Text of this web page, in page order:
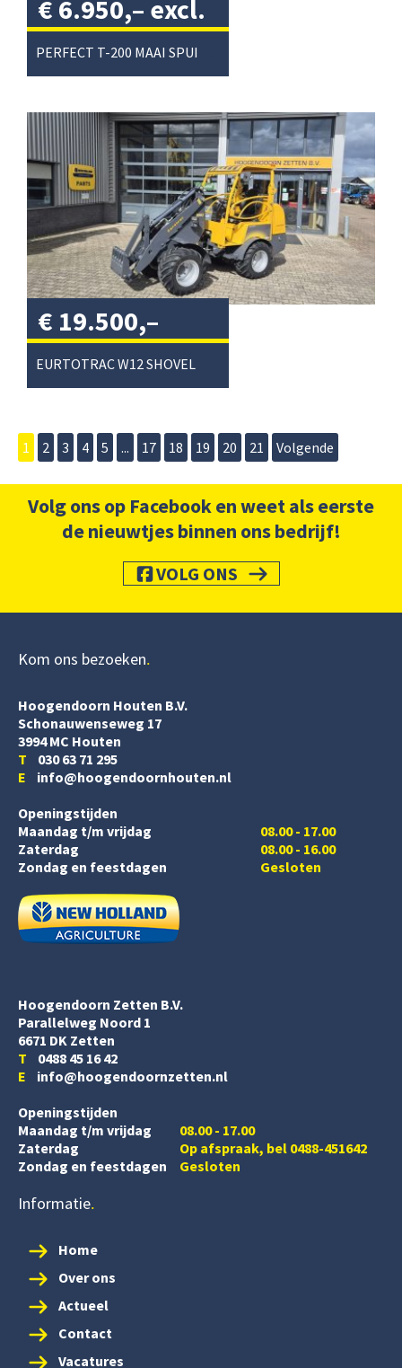
€ 6.950,– excl.
btw/
EURTOTRAC W12 SHOVEL
€ 19.500,–
excl. btw/
1 2 3 4 5 ... 17 18 19 20 21 Volgende
Volg ons op Facebook en weet als eerste
de nieuwtjes binnen ons bedrijf!
VOLG ONS
Kom ons bezoeken
Hoogendoorn Houten B.V.
Schonauwenseweg 17
3994 MC Houten
T 030 63 71 295
E info@hoogendoornhouten.nl
Openingstijden
Maandag t/m vrijdag
Zaterdag
08.00 - 17.00
08.00 - 16.00
Zondag en feestdagen
Gesloten
Hoogendoorn Zetten B.V.
Parallelweg Noord 1
6671 DK Zetten
T 0488 45 16 42
E info@hoogendoornzetten.nl
Openingstijden
Maandag t/m vrijdag
08.00 - 17.00
Zaterdag
Op afspraak, bel 0488-451642
Zondag en feestdagen
Gesloten
Informatie
Home
Over ons
Actueel
Contact
Vacatures